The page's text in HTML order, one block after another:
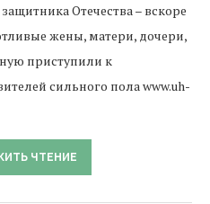
Отечества – вскоре
жены, матери, дочери,
приступили к
сильного пола www.uh-
ЧТЕНИЕ